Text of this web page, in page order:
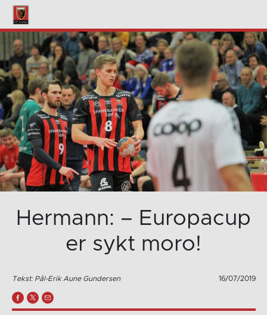
Hermann: – Europacup
er sykt moro!
Tekst: Pål-Erik Aune Gundersen 16/07/2019